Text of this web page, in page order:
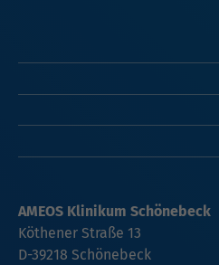
AMEOS Klinikum Schönebeck
Köthener Straße 13
D-39218 Schönebeck